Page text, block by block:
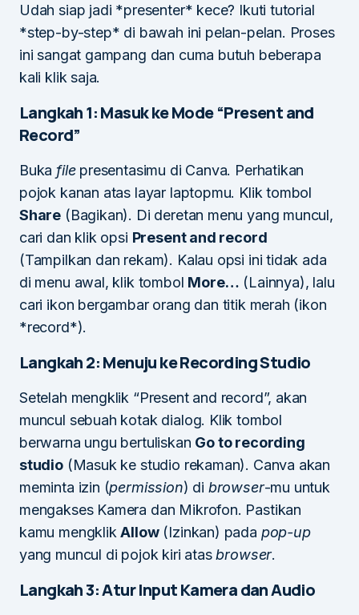
Udah siap jadi *presenter* kece? Ikuti tutorial
*step-by-step* di bawah ini pelan-pelan. Proses
ini sangat gampang dan cuma butuh beberapa
kali klik saja.
Langkah 1: Masuk ke Mode “Present and
Record”
Buka filepresentasimu di Canva. Perhatikan
pojok kanan atas layar laptopmu. Klik tombol
Share (Bagikan). Di deretan menu yang muncul,
cari dan klik opsi Present and record
(Tampilkan dan rekam). Kalau opsi ini tidak ada
di menu awal, klik tombol More… (Lainnya), lalu
cari ikon bergambar orang dan titik merah (ikon
*record*).
Langkah 2: Menuju ke Recording Studio
Setelah mengklik “Present and record”, akan
muncul sebuah kotak dialog. Klik tombol
berwarna ungu bertuliskan Go to recording
studio(Masuk ke studio rekaman). Canva akan
meminta izin (permission) di browser-mu untuk
mengakses Kamera dan Mikrofon. Pastikan
kamu mengklikAllow(Izinkan) pada pop-up
yang muncul di pojok kiri atasbrowser.
Langkah 3: Atur Input Kamera dan Audio